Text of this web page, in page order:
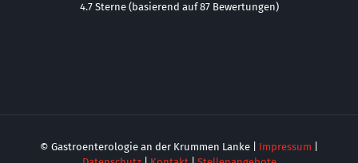
4.7 Sterne (basierend auf 87 Bewertungen)
© Gastroenterologie an der Krummen Lanke | Impressum